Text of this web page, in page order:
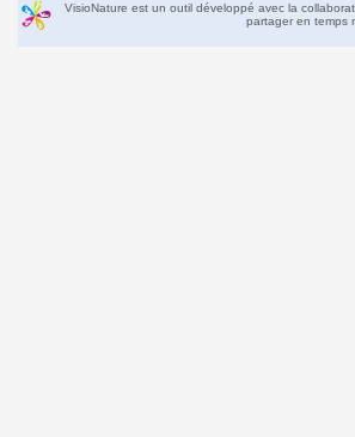
VisioNature est un outil développé avec la
partager en temps